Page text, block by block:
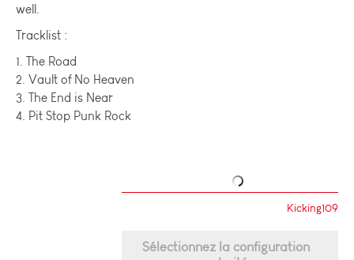
well.
Tracklist :
1. The Road
2. Vault of No Heaven
3. The End is Near
4. Pit Stop Punk Rock
Kicking109
Sélectionnez la configuration